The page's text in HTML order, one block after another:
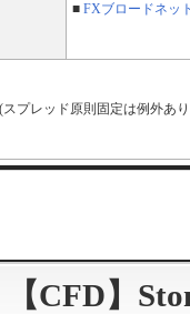
■ FXブロードネッ
(スプレッド原則固定は例外あ
【CFD】